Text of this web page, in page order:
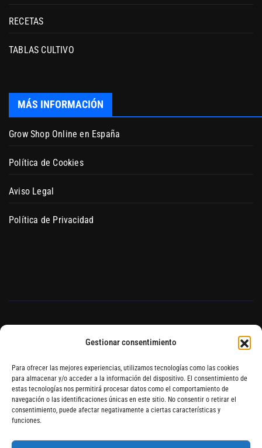
Gestionar consentimiento
Para ofrecer las mejores experiencias, utilizamos tecnologías como las cookies
para almacenar y/o acceder a la información del dispositivo. El consentimiento de
estas tecnologías nos permitirá procesar datos como el comportamiento de
navegación o las identificaciones únicas en este sitio. No consentir o retirar el
consentimiento, puede afectar negativamente a ciertas características y
funciones.
RECETAS
TABLAS CULTIVO
MÁS INFORMACIÓN
Grow Shop Online en España
Política de Cookies
Aviso Legal
Política de Privacidad
Blog de Auto Cultivo
Hydroponics Blanes Grow